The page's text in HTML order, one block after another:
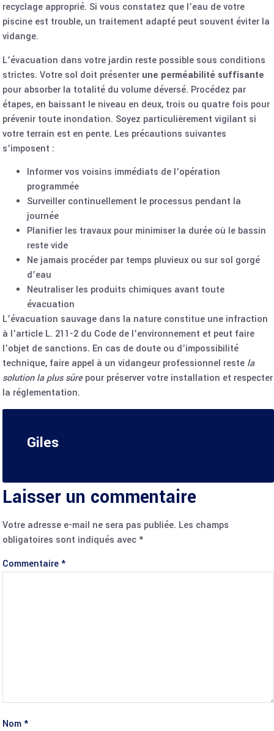
recyclage approprié. Si vous constatez que l’eau de votre
piscine est trouble, un traitement adapté peut souvent éviter la
vidange.
L’évacuation dans votre jardin reste possible sous conditions
strictes. Votre sol doit présenter une perméabilité suffisante
pour absorber la totalité du volume déversé. Procédez par
étapes, en baissant le niveau en deux, trois ou quatre fois pour
prévenir toute inondation. Soyez particulièrement vigilant si
votre terrain est en pente. Les précautions suivantes
s’imposent :
Informer vos voisins immédiats de l’opération
programmée
Surveiller continuellement le processus pendant la
journée
Planifier les travaux pour minimiser la durée où le bassin
reste vide
Ne jamais procéder par temps pluvieux ou sur sol gorgé
d’eau
Neutraliser les produits chimiques avant toute
évacuation
L’évacuation sauvage dans la nature constitue une infraction
à l’article L. 211-2 du Code de l’environnement et peut faire
l’objet de sanctions. En cas de doute ou d’impossibilité
technique, faire appel à un vidangeur professionnel reste la
solution la plus sûrepour préserver votre installation et respecter
la réglementation.
Giles
Laisser un commentaire
Votre adresse e-mail ne sera pas publiée. Les champs
obligatoires sont indiqués avec*
Commentaire*
Nom*